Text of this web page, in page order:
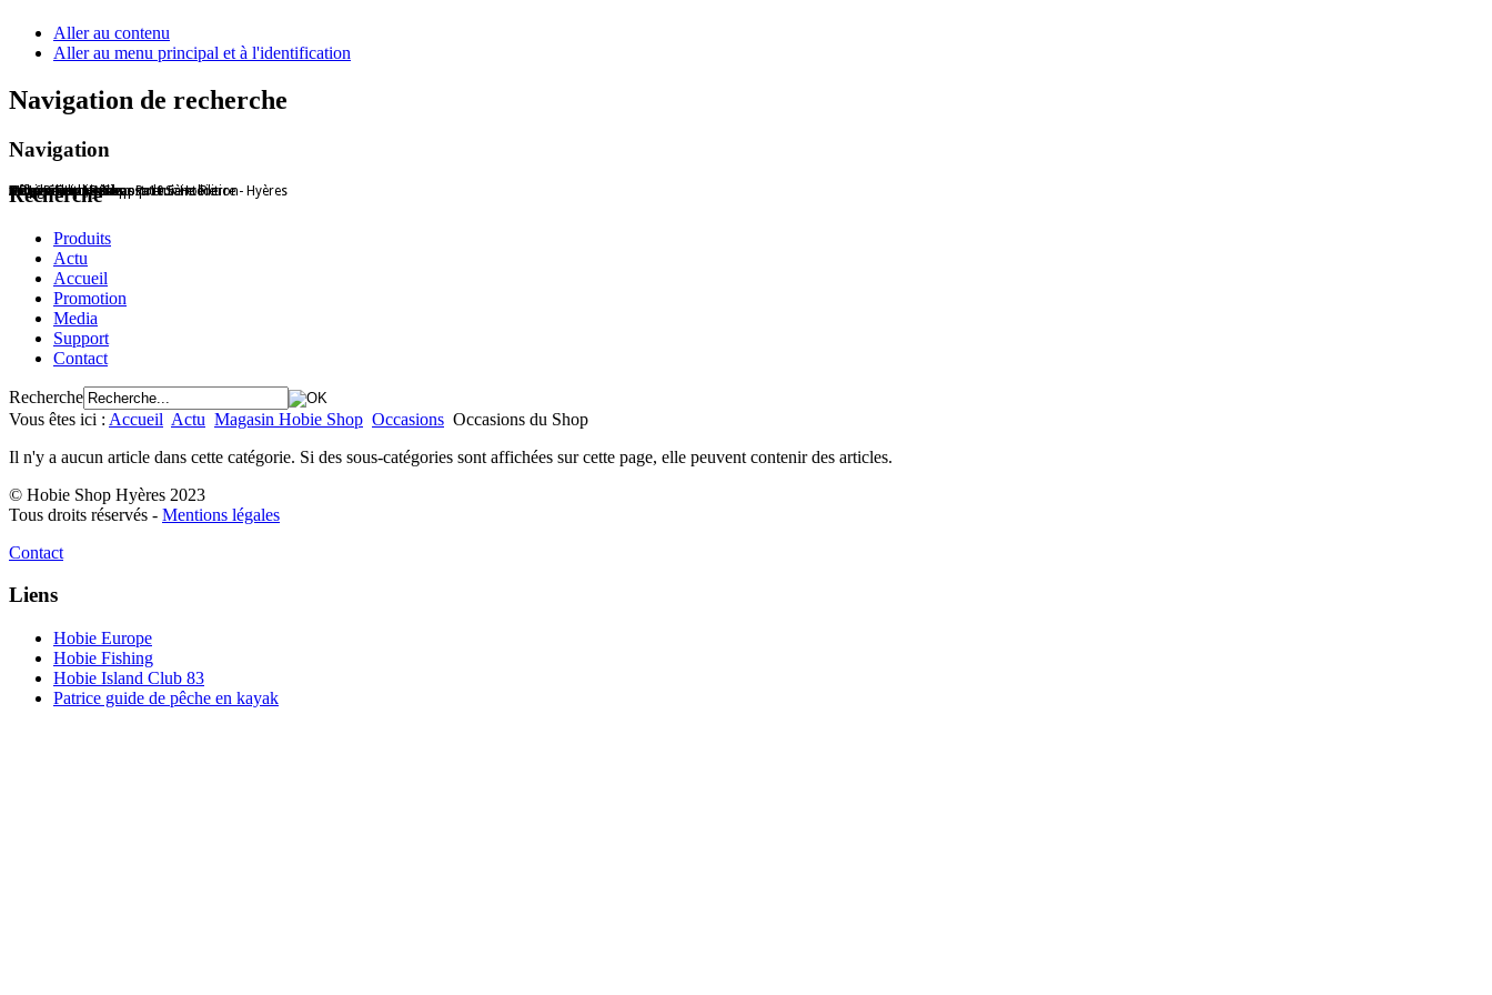
Aller au contenu
Aller au menu principal et à l'identification
Navigation de recherche
Navigation
Hobie Shop Hyères - Port Saint Pierre - Hyères
Offre Promo Passport 10.5
Patrice Gotti, Ambassadeur Hobie
HC16 en action
L'équipe hobie Shop
Accessoires Hobie
Mirage Eclipse
Trophée Hobie Shop première édition
Recherche
Produits
Actu
Accueil
Promotion
Media
Support
Contact
Recherche
Vous êtes ici : Accueil Actu Magasin Hobie Shop Occasions Occasions du Shop
Il n'y a aucun article dans cette catégorie. Si des sous-catégories sont affichées sur cette page, elle peuvent contenir des articles.
© Hobie Shop Hyères 2023
Tous droits réservés - Mentions légales
Contact
Liens
Hobie Europe
Hobie Fishing
Hobie Island Club 83
Patrice guide de pêche en kayak